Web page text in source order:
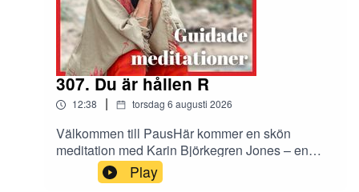
307. Du är hållen R
12:38 | torsdag 6 augusti 2026
Välkommen till PausHär kommer en skön
meditation med Karin Björkegren Jones – en
stund för dig att stanna upp, andas och landa i
dig själv. Oavsett hur dagen har varit får du här
Play